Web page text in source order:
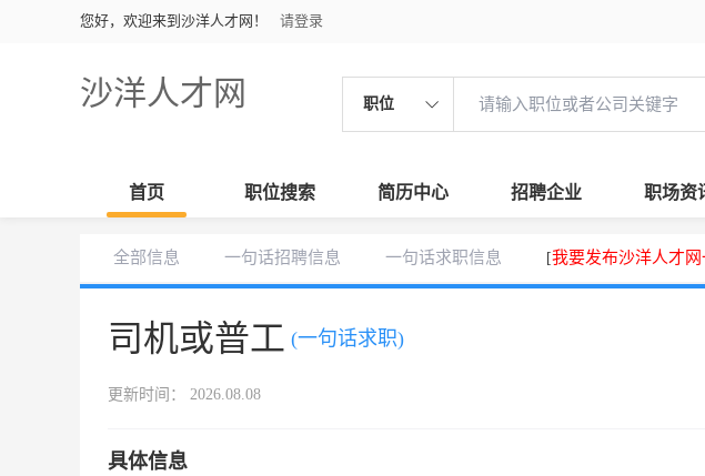
您好，欢迎来到沙洋人才网！ 请登录
沙洋人才网 职位
首页 职位搜索 简历中心 招聘企业 职场资
全部信息 一句话招聘信息 一句话求职信息 [我要发布沙洋人才
司机或普工 (一句话求职)
更新时间： 2026.08.08
具体信息